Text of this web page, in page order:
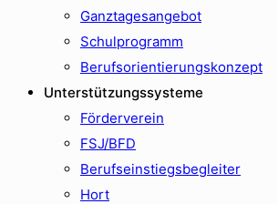
Ganztagesangebot
Schulprogramm
Berufsorientierungskonzept
Unterstützungssysteme
Förderverein
FSJ/BFD
Berufseinstiegsbegleiter
Hort